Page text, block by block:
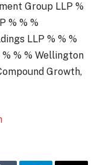
Group LLP %
% % %
LLP % % %
% % Wellington
Growth,